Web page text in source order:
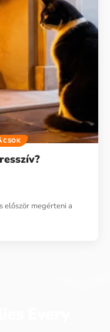
először megérteni a